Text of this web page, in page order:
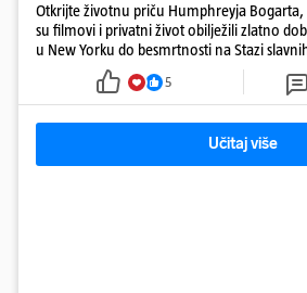
Otkrijte životnu priču Humphreyja
su filmovi i privatni život obilježili zlatno
u New Yorku do besmrtnosti na Stazi
saga o borbi, ljubavi, buntovništvu i
5
Učitaj više